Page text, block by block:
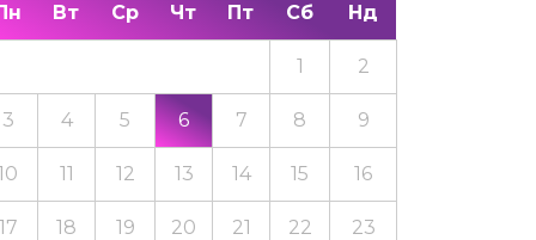
Вт Ср Чт Пт Сб Нд
1 2
3 4 5 6 7 8 9
11 12 13 14 15 16
18 19 20 21 22 23